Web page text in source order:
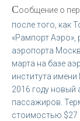
Сообщение о
после того, как
«Рампорт Аэро»,
аэропорта
марта на базе
института
2016 году новый
пассажиров.
стоимостью $27